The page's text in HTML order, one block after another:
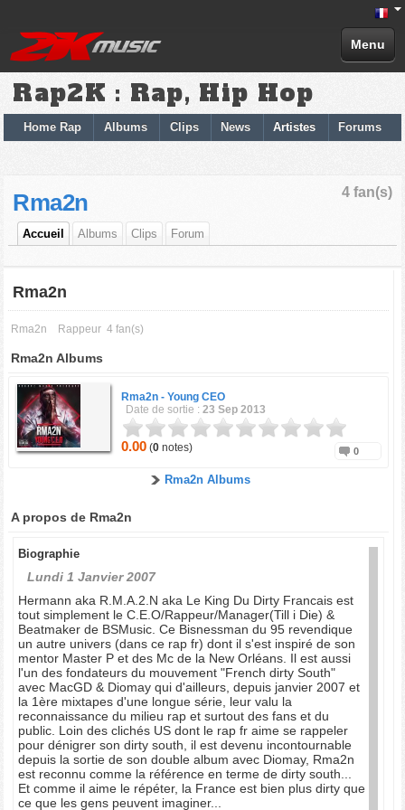
Menu
Rap2K : Rap, Hip Hop
Home Rap Albums Clips News Artistes Forums
4 fan(s)
Rma2n
Accueil Albums Clips Forum
Rma2n
Rma2n Rappeur 4 fan(s)
Rma2n Albums
Rma2n -Young CEO
Date de sortie :23 Sep 2013
0.00 (0 notes) 0
Rma2n Albums
A propos de Rma2n
Biographie
Lundi 1 Janvier 2007
Hermann aka R.M.A.2.N aka Le King Du Dirty Francais est
tout simplement le C.E.O/Rappeur/Manager(Till i Die) &
Beatmaker de BSMusic. Ce Bisnessman du 95 revendique
un autre univers (dans ce rap fr) dont il s'est inspiré de son
mentor Master P et des Mc de la New Orléans. Il est aussi
l'un des fondateurs du mouvement "French dirty South"
avec MacGD & Diomay qui d'ailleurs, depuis janvier 2007 et
la 1ère mixtapes d'une longue série, leur valu la
reconnaissance du milieu rap et surtout des fans et du
public. Loin des clichés US dont le rap fr aime se rappeler
pour dénigrer son dirty south, il est devenu incontournable
depuis la sortie de son double album avec Diomay, Rma2n
est reconnu comme la référence en terme de dirty south...
Et comme il aime le répéter, la France est bien plus dirty que
ce que les gens peuvent imaginer...